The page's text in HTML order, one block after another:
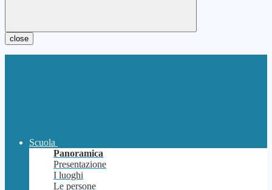
close
Scuola
Panoramica
Presentazione
I luoghi
Le persone